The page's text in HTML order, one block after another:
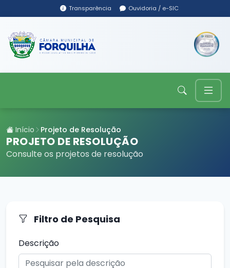
Transparência Ouvidoria / e-SIC
Início Projeto de Resolução
PROJETO DE RESOLUÇÃO
Consulte os projetos de resolução
Filtro de Pesquisa
Descrição